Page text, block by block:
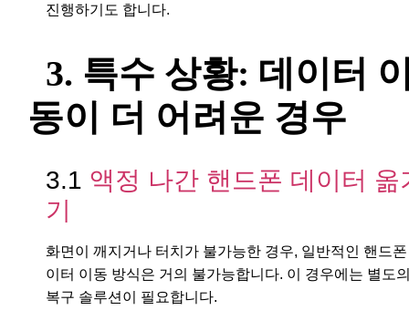
진행하기도 합니다.
3. 특수 상황: 데이터
동이 더 어려운 경우
3.1 액정 나간 핸드폰 데이터 옮
기
화면이 깨지거나 터치가 불가능한 경우, 일반적인 핸드
이터 이동 방식은 거의 불가능합니다. 이 경우에는 별도
복구 솔루션이 필요합니다.